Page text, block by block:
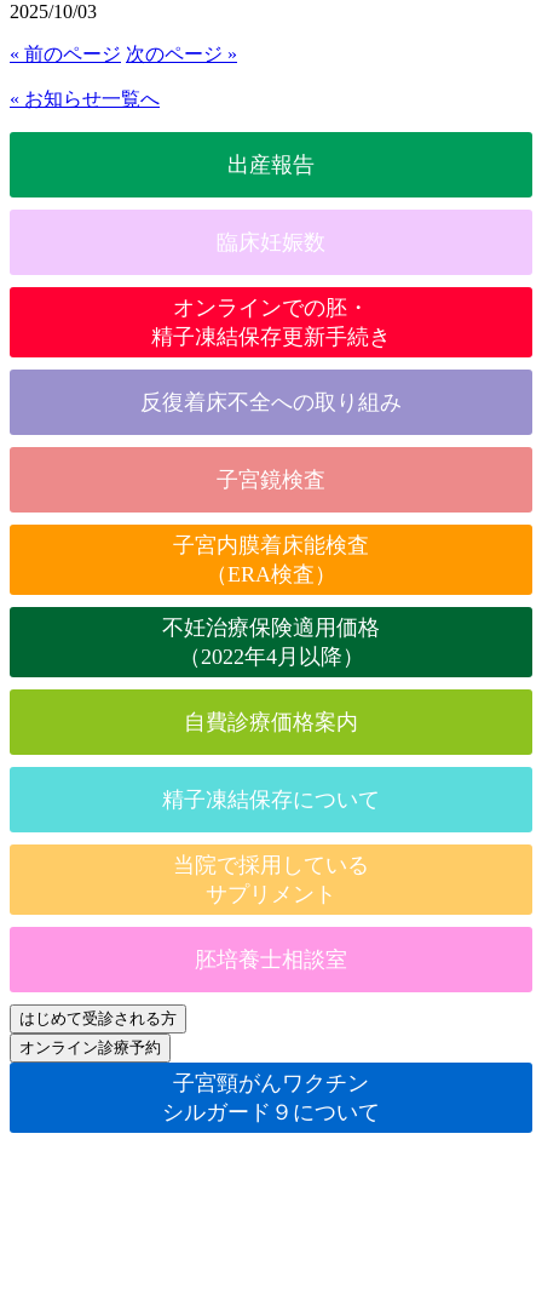
2025/10/03
« 前のページ 次のページ »
« お知らせ一覧へ
出産報告
臨床妊娠数
オンラインでの胚・
精子凍結保存更新手続き
反復着床不全への取り組み
子宮鏡検査
子宮内膜着床能検査
（ERA検査）
不妊治療保険適用価格
（2022年4月以降）
自費診療価格案内
精子凍結保存について
当院で採用している
サプリメント
胚培養士相談室
子宮頸がんワクチン
シルガード９について